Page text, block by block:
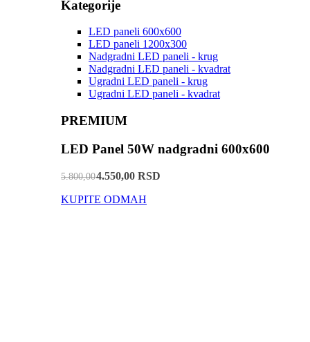
Kategorije
LED paneli 600x600
LED paneli 1200x300
Nadgradni LED paneli - krug
Nadgradni LED paneli - kvadrat
Ugradni LED paneli - krug
Ugradni LED paneli - kvadrat
PREMIUM
LED Panel 50W nadgradni 600x600
5.800,004.550,00 RSD
KUPITE ODMAH